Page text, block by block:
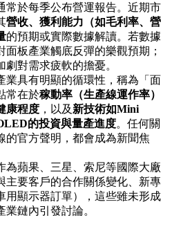
常於每季公布營運報告。近期市
營收、獲利能力（如毛利率、營
的預期或實際數據解讀。若數據
板產業觸底反彈的樂觀預期；
對需求疲軟的擔憂。
業具有明顯的循環性，稱為「面
常在於稼動率（生產線運作率）
康程度 ，以及 新技術如Mini
的投資與量產進度。任何關
的官方聲明，都會成為新聞焦
為蘋果、三星、索尼等國際大廠
主要客戶的合作關係變化、新專
用顯示器訂單），這些雖未形成
鏈內引發討論。